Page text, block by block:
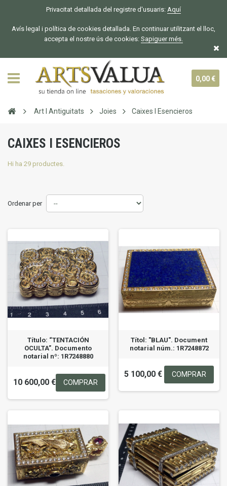
Privacitat detallada del registre d'usuaris: Aquí
Avís legal i política de cookies detallada. En continuar utilitzant el lloc,
accepta el nostre ús de cookies: Sapiguer més.
0,00 €
Art I Antiguitats Joies Caixes I Esencieros
CAIXES I ESENCIEROS
Hi ha 29 productes.
Ordenar per
Título: “TENTACIÓN
OCULTA”. Documento
notarial nº: 1R7248880
10 600,00 € COMPRAR
Títol: "BLAU". Document
notarial núm.: 1R7248872
5 100,00 € COMPRAR